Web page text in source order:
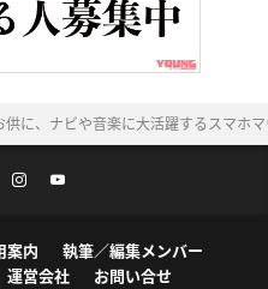
供に、ナビや音楽に大活躍するスマホ
案内
執筆／編集メンバー
運営会社 お問い合せ